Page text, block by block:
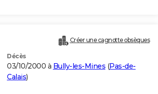
Créer une cagnotte obsèques
Décès
03/10/2000 à Bully-les-Mines (Pas-de-
Calais)